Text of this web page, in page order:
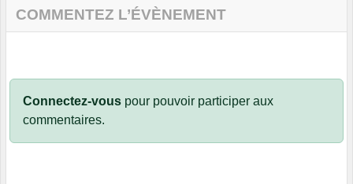
COMMENTEZ L’ÉVÈNEMENT
Connectez-vous pour pouvoir participer aux
commentaires.